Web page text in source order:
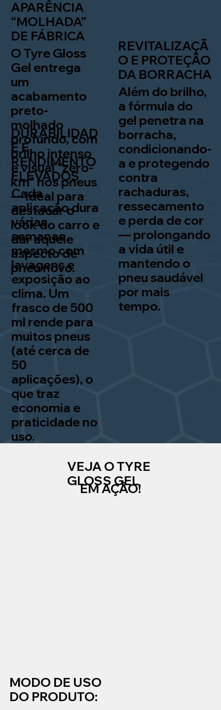
MODO DE USO
DO PRODUTO:
VEJA O TYRE
GLOSS GEL
EM AÇÃO!
APARÊNCIA
“MOLHADA”
DE FÁBRICA
O Tyre Gloss
Gel entrega
um
acabamento
preto-
molhado
profundo, com
brilho intenso
e visual “zero-
km” nos pneus
— ideal para
destacar o
look do carro e
dar aquele
aspecto de
pneu novo.
REVITALIZAÇÃ
O E PROTEÇÃO
DA BORRACHA
Além do brilho,
a fórmula do
gel penetra na
borracha,
condicionando-
a e protegendo
contra
rachaduras,
ressecamento
e perda de cor
— prolongando
a vida útil e
mantendo o
pneu saudável
por mais
tempo.
DURABILIDAD
E E
RENDIMENTO
ELEVADOS
Cada
aplicação dura
várias
semanas
mesmo com
lavagens e
exposição ao
clima. Um
frasco de 500
ml rende para
muitos pneus
(até cerca de
50
aplicações), o
que traz
economia e
praticidade no
uso.